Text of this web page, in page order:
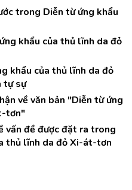
trong Diễn từ ứng khẩu
khẩu của thủ lĩnh da đỏ
khẩu của thủ lĩnh da đỏ
tự sự
về văn bản "Diễn từ ứng
tơn"
vấn đề được đặt ra trong
thủ lĩnh da đỏ Xi-át-tơn